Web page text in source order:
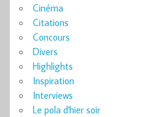
Cinéma
Citations
Concours
Divers
Highlights
Inspiration
Interviews
Le pola d'hier soir